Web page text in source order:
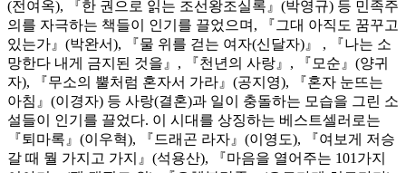
(전여옥), 『한 권으로 읽는 조선왕조실록』(박영규) 등 민족주
의를 자극하는 책들이 인기를 끌었으며, 『그대 아직도 꿈꾸고
있는가』(박완서), 『물 위를 걷는 여자(신달자)』 , 『나는 소
망한다 내게 금지된 것을』, 『천년의 사랑』, 『모순』(양귀
자), 『무소의 뿔처럼 혼자서 가라』(공지영), 『혼자 눈뜨는
아침』(이경자) 등 사랑(결혼)과 일이 충돌하는 모습을 그린 소
설들이 인기를 끌었다. 이 시대를 상징하는 베스트셀러로는
『퇴마록』(이우혁), 『드래곤 라자』(이영도), 『여보게 저승
갈 때 뭘 가지고 가지』(석용산), 『마음을 열어주는 101가지